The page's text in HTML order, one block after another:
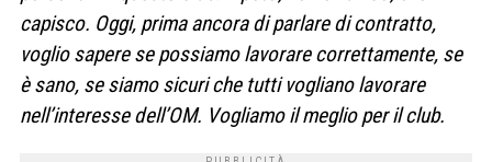
capisco. Oggi, prima ancora di parlare di contratto,
voglio sapere se possiamo lavorare correttamente, se
è sano, se siamo sicuri che tutti vogliano lavorare
nell’interesse dell’OM. Vogliamo il meglio per il club.